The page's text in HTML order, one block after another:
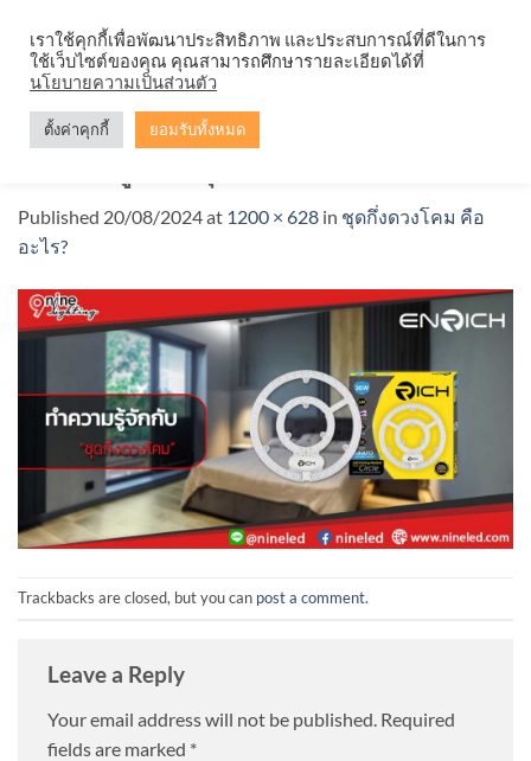
content
Published 20/08/2024at 1200 × 628 in ชุดกึ่งดวงโคม คือ
อะไร?
Trackbacks are closed, but you can post a comment.
Leave a Reply
Your email address will not be published. Required
fields are marked *
เราใช้คุกกี้เพื่อพัฒนาประสิทธิภาพ และประสบการณ์ที่ดีในการ
ใช้เว็บไซต์ของคุณ คุณสามารถศึกษารายละเอียดได้ที่
นโยบายความเป็นส่วนตัว
ตั้งค่าคุกกี้ ยอมรับทั้งหมด